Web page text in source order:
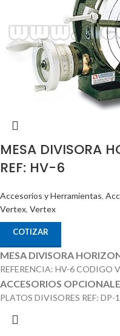
MESA DIVISORA
REF: HV-6
Accesorios y Herramientas,
Vertex, Vertex
COTIZAR
MESA DIVISORA
REFERENCIA: HV-6 CODIGO
ACCESORIOS
PLATOS DIVISORES REF: DP-1